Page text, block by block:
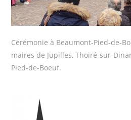
Cérémonie à Beaumont-Pied-de-
maires de Jupilles, Thoiré-sur-
Pied-de-Boeuf.